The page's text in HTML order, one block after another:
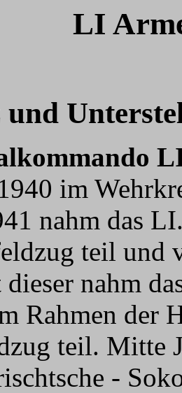
LI
und
im
nahm das
teil und
nahm
Rahmen der
teil. Mitte
-